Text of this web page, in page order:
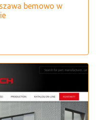
bemowo w